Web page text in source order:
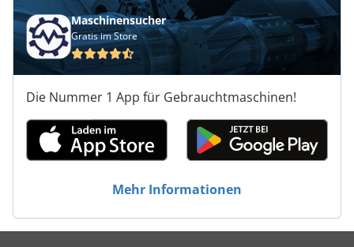
Maschinensucher
Gratis im Store
Die Nummer 1 App für Gebrauchtmaschinen!
Mehr Informationen